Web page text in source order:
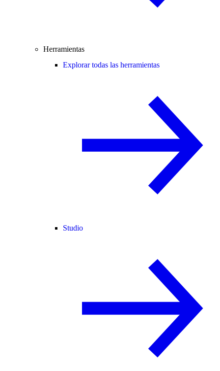
Herramientas
Explorar todas las herramientas
Studio